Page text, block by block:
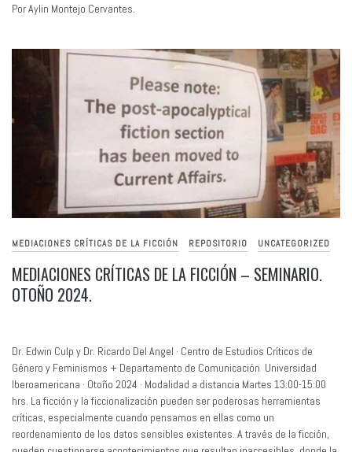
Por Aylin Montejo Cervantes.
MEDIACIONES CRÍTICAS DE LA FICCIÓN REPOSITORIO UNCATEGORIZED
MEDIACIONES CRÍTICAS DE LA FICCIÓN – SEMINARIO.
OTOÑO 2024.
Dr. Edwin Culp y Dr. Ricardo Del Angel · Centro de Estudios Críticos de
Género y Feminismos + Departamento de Comunicación Universidad
Iberoamericana · Otoño 2024 · Modalidad a distancia Martes 13:00-15:00
hrs. La ficción y la ficcionalización pueden ser poderosas herramientas
críticas, especialmente cuando pensamos en ellas como un
reordenamiento de los datos sensibles existentes. A través de la ficción,